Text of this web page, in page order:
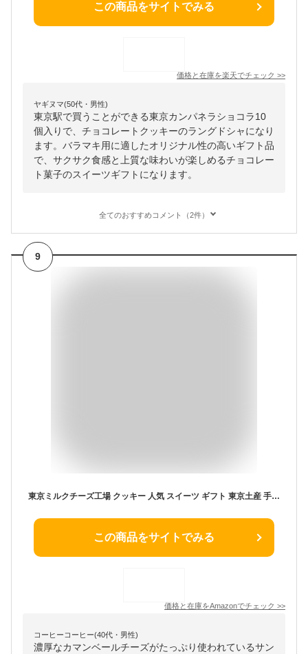
この商品をサイトでみる
価格と在庫を楽天でチェック >>
ヤギヌマ(50代・男性)
東京駅で買うことができる東京カンパネラショコラ10
個入りで、チョコレートクッキーのラングドシャになり
ます。バラマキ用に適したオリジナル性の高いギフト品
で、サクサク食感と上質な味わいが楽しめるチョコレー
ト菓子のスイーツギフトになります。
全てのおすすめコメント（2件）
9
東京ミルクチーズ工場 クッキー 人気 スイーツ ギフト 東京土産 手土産 個包装 プレゼント お返し 内祝い 焼き菓子 (ソルト＆カマンベールクッキー9枚)
この商品をサイトでみる
価格と在庫をAmazonでチェック >>
コーヒーコーヒー(40代・男性)
濃厚なカマンベールチーズがたっぷり使われているサン